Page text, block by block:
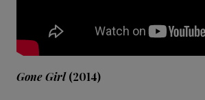
Gone Girl(2014)